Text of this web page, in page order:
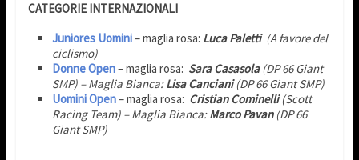
CATEGORIE INTERNAZIONALI
Juniores Uomini– maglia rosa: Luca Paletti (A favore del
ciclismo)
Donne Open– maglia rosa: Sara Casasola (DP 66 Giant
SMP) – Maglia Bianca:Lisa Canciani(DP 66 Giant SMP)
Uomini Open– maglia rosa: Cristian Cominelli(Scott
Racing Team) – Maglia Bianca:Marco Pavan(DP 66
Giant SMP)